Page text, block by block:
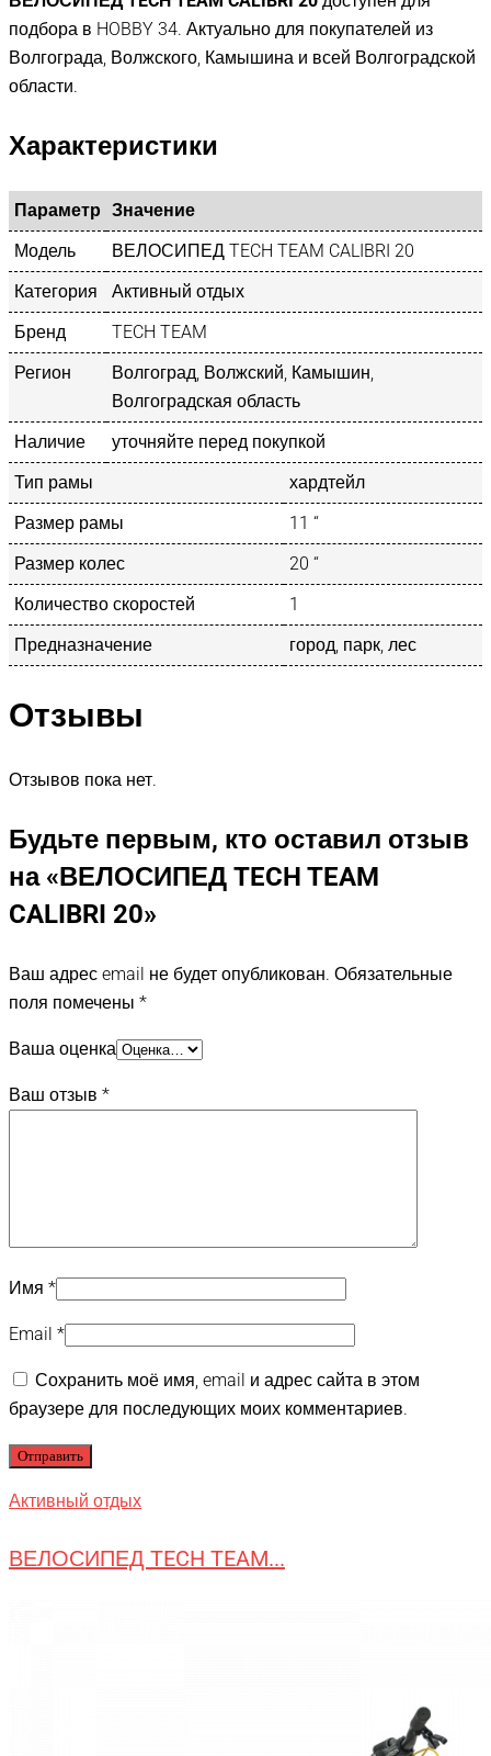
подбора в HOBBY 34. Актуально для покупателей из
Волгограда, Волжского, Камышина и всей Волгоградской
области.
Характеристики
Параметр Значение
Модель
ВЕЛОСИПЕД TECH TEAM CALIBRI 20
Категория
Активный отдых
Бренд
TECH TEAM
Регион
Волгоград, Волжский, Камышин,
Волгоградская область
Наличие
уточняйте перед покупкой
Тип рамы
хардтейл
Размер рамы
11 “
Размер колес
20 “
Количество скоростей
1
Предназначение
город, парк, лес
Отзывы
Отзывов пока нет.
Будьте первым, кто оставил отзыв
на «ВЕЛОСИПЕД TECH TEAM
CALIBRI 20»
Ваш адрес email не будет опубликован. Обязательные
поля помечены *
Ваша оценка
Ваш отзыв *
Имя *
Email *
Сохранить моё имя, email и адрес сайта в этом
браузере для последующих моих комментариев.
Активный отдых
ВЕЛОСИПЕД TECH TEAM...